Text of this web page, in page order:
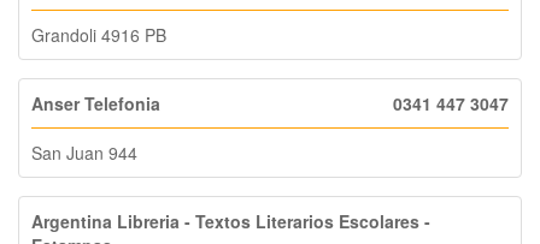
Grandoli 4916 PB
Anser Telefonia 0341 447 3047
San Juan 944
Argentina Libreria - Textos Literarios Escolares -